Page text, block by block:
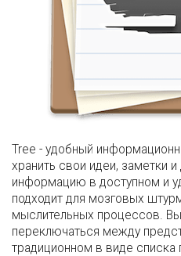
Tree - удобный
хранить свои идеи, заметки
информацию в доступном и
подходит для мозговых
мыслительных процессов.
переключаться между
традиционном в виде списка